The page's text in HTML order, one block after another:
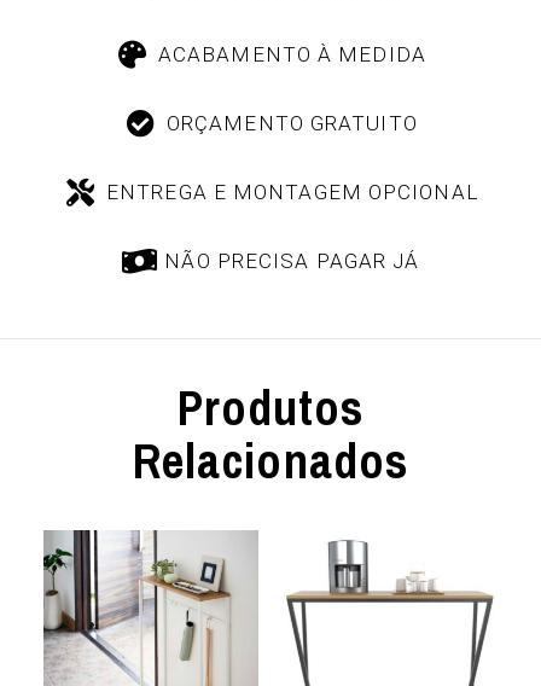
ACABAMENTO À MEDIDA
ORÇAMENTO GRATUITO
ENTREGA E MONTAGEM OPCIONAL
NÃO PRECISA PAGAR JÁ
Produtos
Relacionados